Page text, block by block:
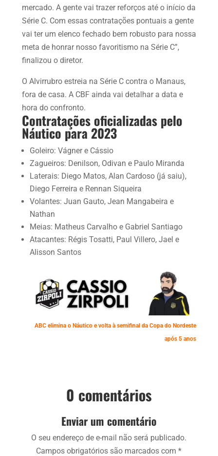
mercado. A gente vai trazer reforços até o início da
Série C. Com essas contratações pontuais a gente
vai ter um elenco fechado bem robusto para nossa
meta de honrar nosso favoritismo na Série C”,
finalizou o diretor.
O Alvirrubro estreia na Série C contra o Manaus,
fora de casa. A CBF ainda vai detalhar a data e
hora do confronto.
Contratações oficializadas pelo
Náutico para 2023
Goleiro: Vágner e Cássio
Zagueiros: Denilson, Odivan e Paulo Miranda
Laterais: Diego Matos, Alan Cardoso (já saiu),
Diego Ferreira e Rennan Siqueira
Volantes: Juan Gauto, Jean Mangabeira e
Nathan
Meias: Matheus Carvalho e Gabriel Santiago
Atacantes: Régis Tosatti, Paul Villero, Jael e
Alisson Santos
ABC elimina o Náutico e volta à semifinal da Copa do Nordeste
após 5 anos
0 comentários
Enviar um comentário
O seu endereço de e-mail não será publicado.
Campos obrigatórios são marcados com*